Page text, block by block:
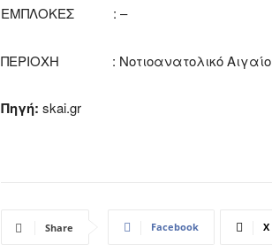
ΕΜΠΛΟΚΕΣ : –
ΠΕΡΙΟΧΗ : Νοτιοανατολικό Αιγαίο
Πηγή: skai.gr
Share Facebook X